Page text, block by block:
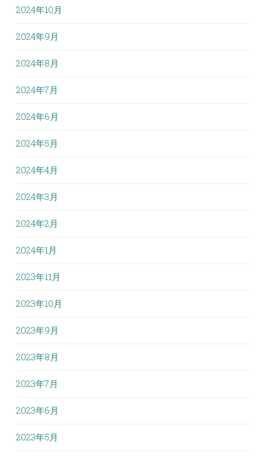
2024年10月
2024年9月
2024年8月
2024年7月
2024年6月
2024年5月
2024年4月
2024年3月
2024年2月
2024年1月
2023年11月
2023年10月
2023年9月
2023年8月
2023年7月
2023年6月
2023年5月